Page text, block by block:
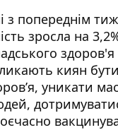
з попереднім
зросла на
здоров'я
киян
уникати